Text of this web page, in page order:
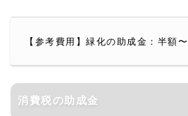
【参考費用】緑化の助成金：半額〜
消費税の助成金